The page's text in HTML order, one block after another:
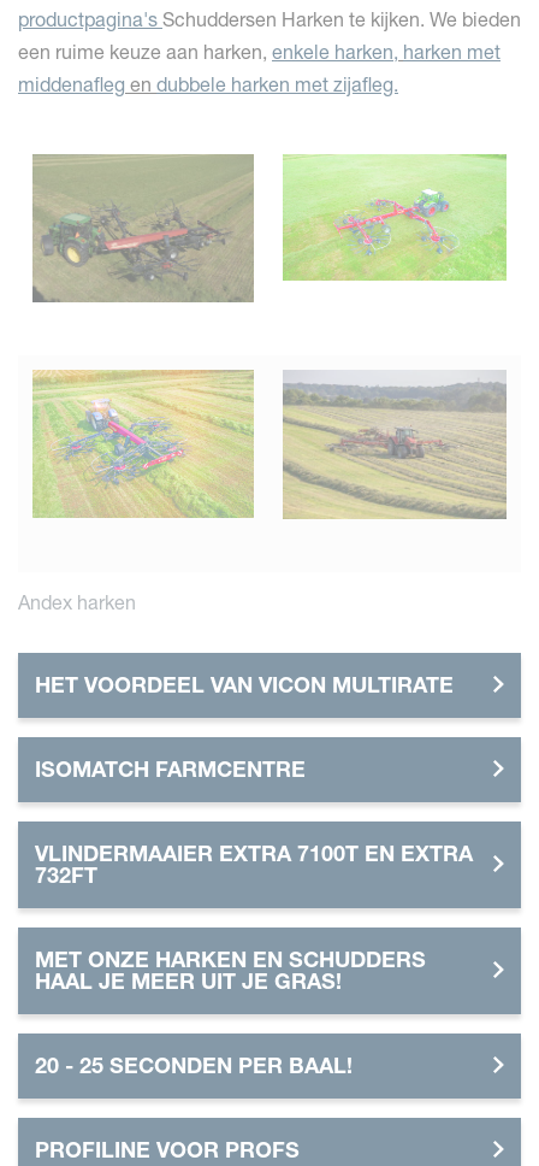
productpagina's Schuddersen Harken te kijken. We bieden
een ruime keuze aan harken, enkele harken, harken met
middenafleg en dubbele harken met zijafleg.
Andex harken
HET VOORDEEL VAN VICON MULTIRATE
ISOMATCH FARMCENTRE
VLINDERMAAIER EXTRA 7100T EN EXTRA
732FT
MET ONZE HARKEN EN SCHUDDERS
HAAL JE MEER UIT JE GRAS!
20 - 25 SECONDEN PER BAAL!
PROFILINE VOOR PROFS